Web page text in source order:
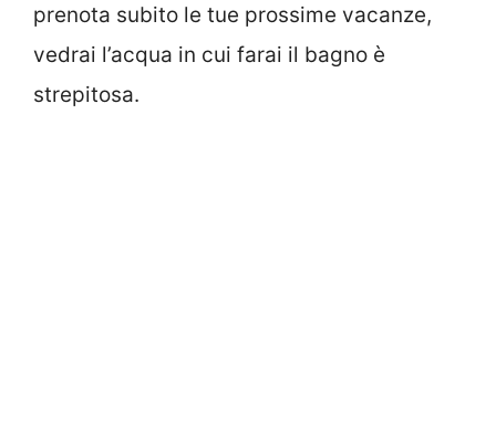
prenota subito le tue prossime vacanze,
vedrai l’acqua in cui farai il bagno è
strepitosa.